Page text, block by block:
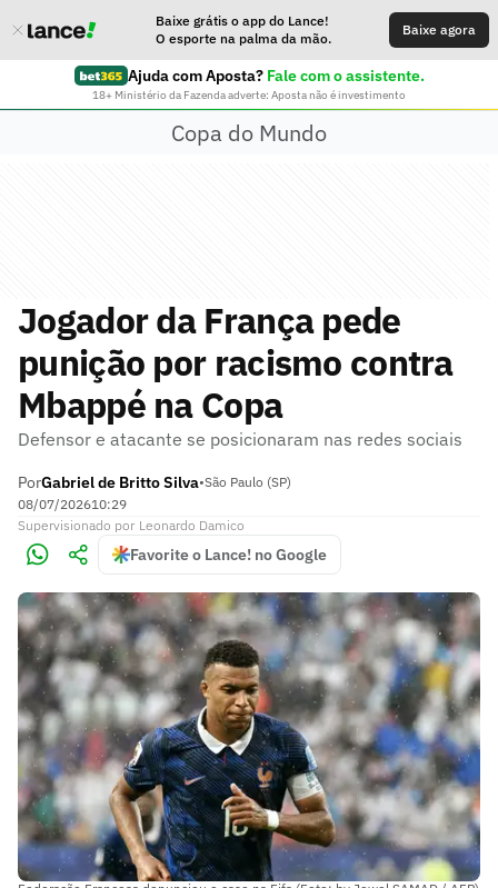
Baixe grátis o app do Lance!
O esporte na palma da mão.
Baixe agora
Ajuda com Aposta? Fale com o assistente.
18+ Ministério da Fazenda adverte: Aposta não é investimento
Copa do Mundo
Jogador da França pede
punição por racismo contra
Mbappé na Copa
Defensor e atacante se posicionaram nas redes sociais
PorGabriel de Britto Silva•São Paulo (SP)
08/07/202610:29
Supervisionado por Leonardo Damico
Favorite o Lance! no Google